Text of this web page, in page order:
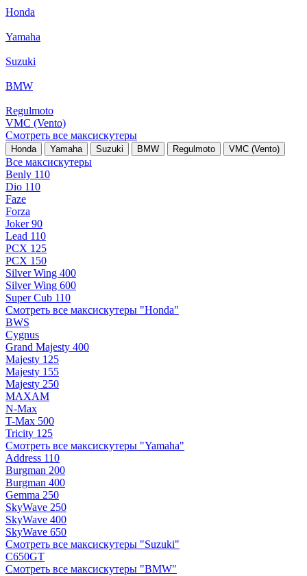
Honda
Yamaha
Suzuki
BMW
Regulmoto
VMC (Vento)
Смотреть все максискутеры
Honda Yamaha Suzuki BMW Regulmoto VMC (Vento)
Все максискутеры
Benly 110
Dio 110
Faze
Forza
Joker 90
Lead 110
PCX 125
PCX 150
Silver Wing 400
Silver Wing 600
Super Cub 110
Смотреть все максискутеры "Honda"
BWS
Cygnus
Grand Majesty 400
Majesty 125
Majesty 155
Majesty 250
MAXAM
N-Max
T-Max 500
Tricity 125
Смотреть все максискутеры "Yamaha"
Address 110
Burgman 200
Burgman 400
Gemma 250
SkyWave 250
SkyWave 400
SkyWave 650
Смотреть все максискутеры "Suzuki"
C650GT
Смотреть все максискутеры "BMW"